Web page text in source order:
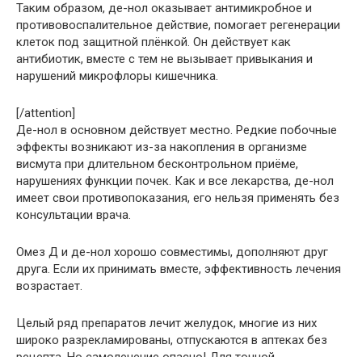
Таким образом, де-нол оказывает антимикробное и
противовоспалительное действие, помогает регенерации
клеток под защитной плёнкой. Он действует как
антибиотик, вместе с тем не вызывает привыкания и
нарушений микрофлоры кишечника.
[/attention]
Де-нол в основном действует местно. Редкие побочные
эффекты возникают из-за накопления в организме
висмута при длительном бесконтрольном приёме,
нарушениях функции почек. Как и все лекарства, де-нол
имеет свои противопоказания, его нельзя применять без
консультации врача.
Омез Д и де-нол хорошо совместимы, дополняют друг
друга. Если их принимать вместе, эффективность лечения
возрастает.
Целый ряд препаратов лечит желудок, многие из них
широко разрекламированы, отпускаются в аптеках без